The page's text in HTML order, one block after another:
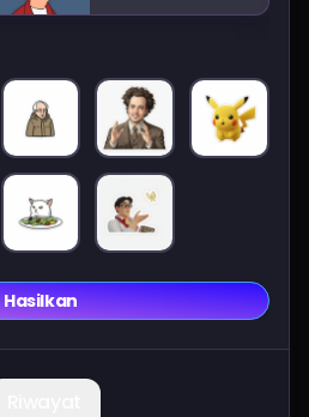
Masuk
Hasilkan